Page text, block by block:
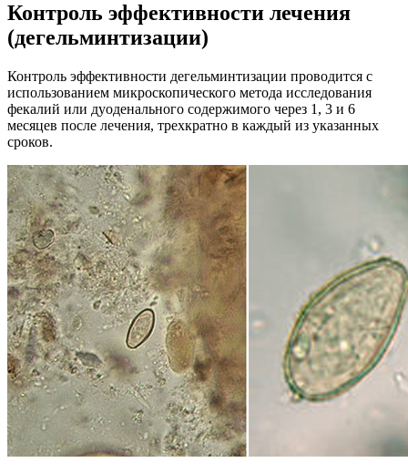
Контроль эффективности лечения
(дегельминтизации)
Контроль эффективности дегельминтизации проводится с
использованием микроскопического метода исследования
фекалий или дуоденального содержимого через 1, 3 и 6
месяцев после лечения, трехкратно в каждый из указанных
сроков.